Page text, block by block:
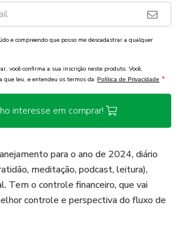
e compreendo que posso me descadastrar a qualquer
você confirma a sua inscrição neste produto. Você,
que leu, e entendeu os termos da Política de Privacidade *
interesse em comprar!
para o ano de 2024, diário
meditação, podcast, leitura),
Tem o controle financeiro, que vai
controle e perspectiva do fluxo de